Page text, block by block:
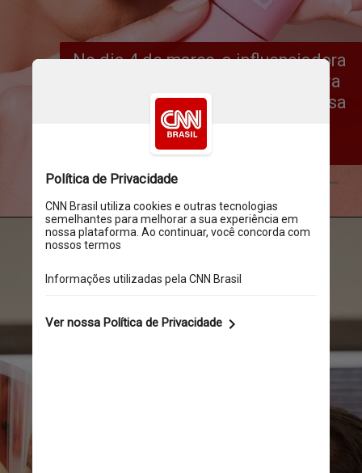
No dia 4 de março, a influenciadora
Virginia Fonseca lançou uma nova
linha de bases da WePink, empresa
que tem em parceria com a
empresária Samara Pink